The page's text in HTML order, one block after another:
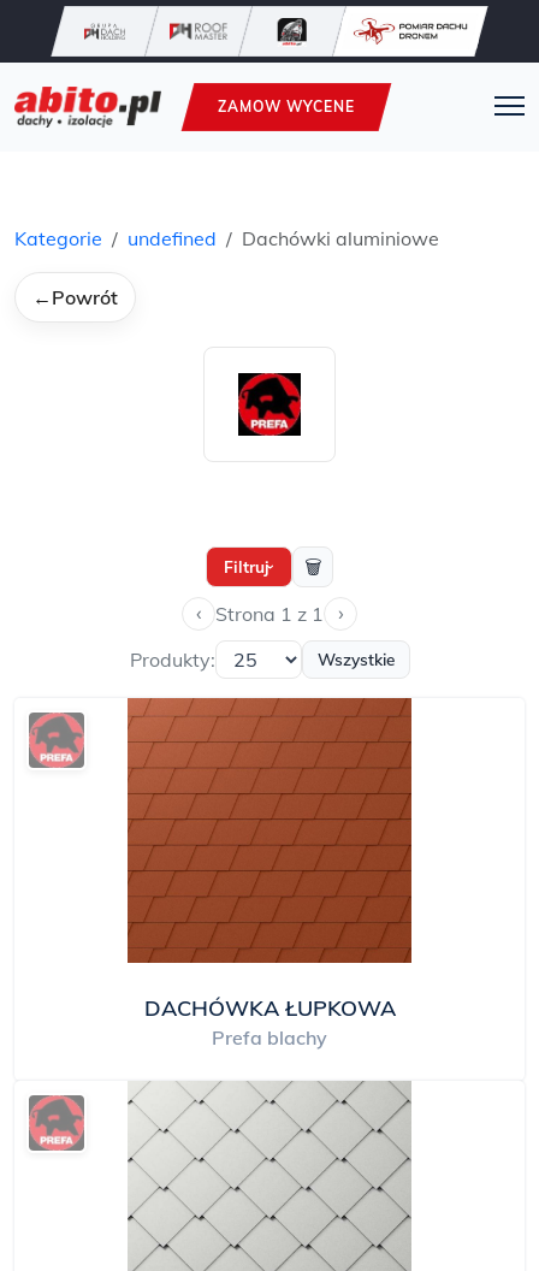
ZAMOW WYCENE
Kategorie undefined Dachówki aluminiowe
← Powrót
Filtruj› 🗑
‹ Strona 1 z 1 ›
Produkty: Wszystkie
DACHÓWKA ŁUPKOWA
Prefa blachy